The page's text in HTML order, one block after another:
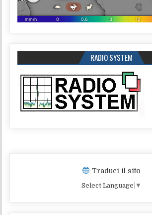
RADIO SYSTEM
Traduci il sito
Select Language ▼